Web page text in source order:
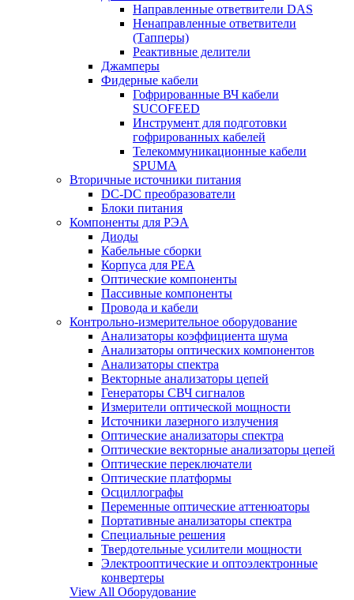
Направленные ответвители DAS
Ненаправленные ответвители
(Тапперы)
Реактивные делители
Джамперы
Фидерные кабели
Гофрированные ВЧ кабели
SUCOFEED
Инструмент для подготовки
гофрированных кабелей
Телекоммуникационные кабели
SPUMA
Вторичные источники питания
DC-DC преобразователи
Блоки питания
Компоненты для РЭА
Диоды
Кабельные сборки
Корпуса для РЕА
Оптические компоненты
Пассивные компоненты
Провода и кабели
Контрольно-измерительное оборудование
Анализаторы коэффициента шума
Анализаторы оптических компонентов
Анализаторы спектра
Векторные анализаторы цепей
Генераторы СВЧ сигналов
Измерители оптической мощности
Источники лазерного излучения
Оптические анализаторы спектра
Оптические векторные анализаторы цепей
Оптические переключатели
Оптические платформы
Осциллографы
Переменные оптические аттенюаторы
Портативные анализаторы спектра
Специальные решения
Твердотельные усилители мощности
Электрооптические и оптоэлектронные
конвертеры
View All Оборудование